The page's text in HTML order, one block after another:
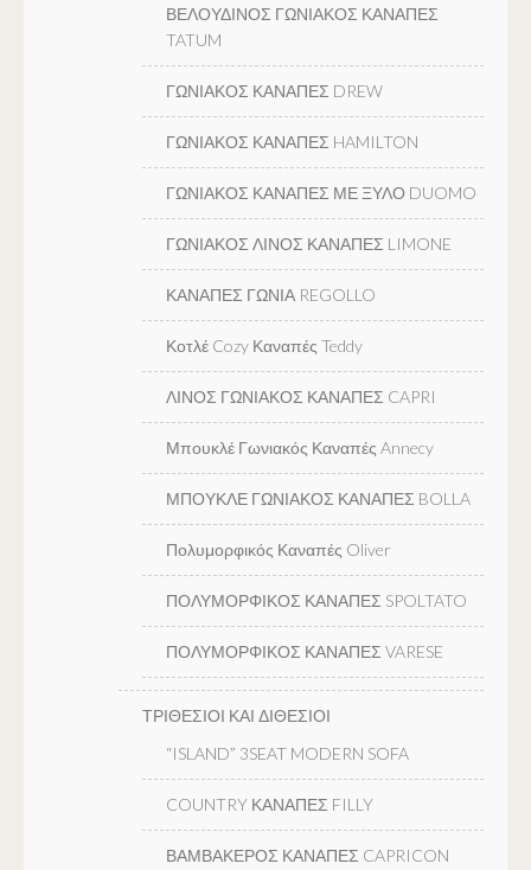
ΒΕΛΟΥΔΙΝΟΣ ΓΩΝΙΑΚΟΣ ΚΑΝΑΠΕΣ
TATUM
ΓΩΝΙΑΚΟΣ ΚΑΝΑΠΕΣ DREW
ΓΩΝΙΑΚΟΣ ΚΑΝΑΠΕΣ HAMILTON
ΓΩΝΙΑΚΟΣ ΚΑΝΑΠΕΣ ΜΕ ΞΥΛΟ DUOMO
ΓΩΝΙΑΚΟΣ ΛΙΝΟΣ ΚΑΝΑΠΕΣ LIMONE
ΚΑΝΑΠΕΣ ΓΩΝΙΑ REGOLLO
Κοτλέ Cozy Καναπές Teddy
ΛΙΝΟΣ ΓΩΝΙΑΚΟΣ ΚΑΝΑΠΕΣ CAPRI
Μπουκλέ Γωνιακός Καναπές Annecy
ΜΠΟΥΚΛΕ ΓΩΝΙΑΚΟΣ ΚΑΝΑΠΕΣ BOLLA
Πολυμορφικός Καναπές Oliver
ΠΟΛΥΜΟΡΦΙΚΟΣ ΚΑΝΑΠΕΣ SPOLTATO
ΠΟΛΥΜΟΡΦΙΚΟΣ ΚΑΝΑΠΕΣ VARESE
ΤΡΙΘΕΣΙΟΙ ΚΑΙ ΔΙΘΕΣΙΟΙ
“ISLAND” 3SEAT MODERN SOFA
COUNTRY ΚΑΝΑΠΕΣ FILLY
ΒΑΜΒΑΚΕΡΟΣ ΚΑΝΑΠΕΣ CAPRICON